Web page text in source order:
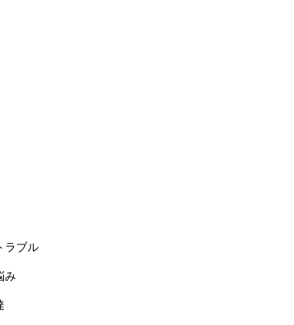
ラブル
み